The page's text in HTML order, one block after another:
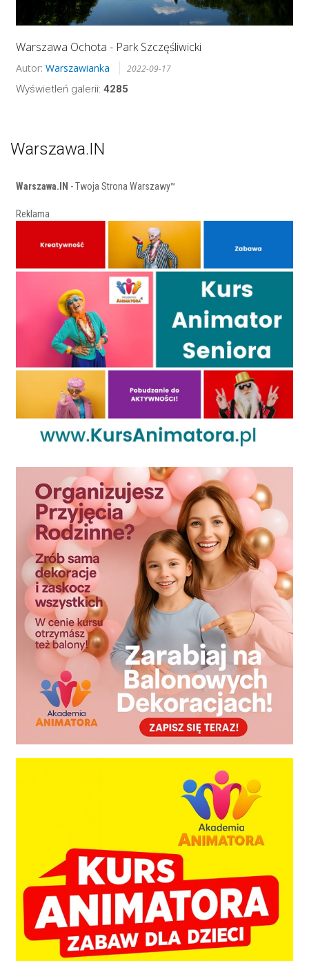
Warszawa Ochota - Park Szczęśliwicki
Autor: Warszawianka 2022-09-17
Wyświetleń galerii: 4285
Warszawa.IN
Warszawa.IN - Twoja Strona Warszawy™
Reklama